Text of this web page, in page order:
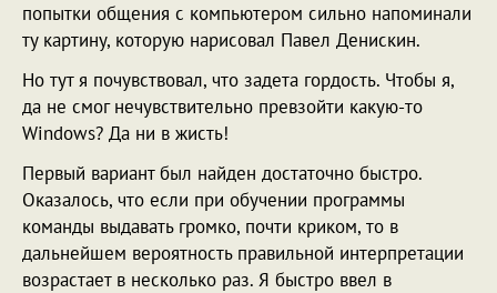
попытки общения с компьютером сильно напоминали
ту картину, которую нарисовал Павел Денискин.
Но тут я почувствовал, что задета гордость. Чтобы я,
да не смог нечувствительно превзойти какую-то
Windows? Да ни в жисть!
Первый вариант был найден достаточно быстро.
Оказалось, что если при обучении программы
команды выдавать громко, почти криком, то в
дальнейшем вероятность правильной интерпретации
возрастает в несколько раз. Я быстро ввел в